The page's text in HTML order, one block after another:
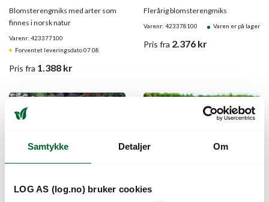
Samtykke Detaljer Om
LOG AS (log.no) bruker cookies
Varenr: 423377100
Forventet leveringsdato 07.08
Blomsterengmiks med arter som
finnes i norsk natur
Pris fra 1.388 kr
Varenr: 423378100 Varen er på lager
Flerårig blomsterengmiks
Pris fra 2.376 kr